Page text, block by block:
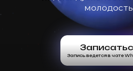
Запись ведется в чате